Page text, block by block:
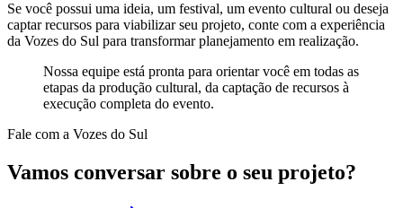
Se você possui uma ideia, um festival, um evento cultural ou deseja
captar recursos para viabilizar seu projeto, conte com a experiência
da Vozes do Sul para transformar planejamento em realização.
Nossa equipe está pronta para orientar você em todas as
etapas da produção cultural, da captação de recursos à
execução completa do evento.
Fale com a Vozes do Sul
Vamos conversar sobre o seu projeto?